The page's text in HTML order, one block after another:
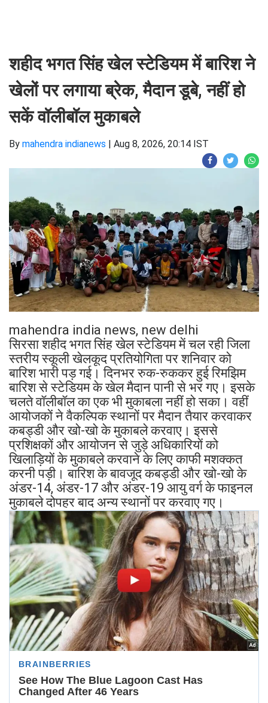
शहीद भगत सिंह खेल स्टेडियम में बारिश ने
खेलों पर लगाया ब्रेक, मैदान डूबे, नहीं हो
सकें वॉलीबॉल मुकाबले
By mahendra indianews | Aug 8, 2026, 20:14 IST
mahendra india news, new delhi
सिरसा शहीद भगत सिंह खेल स्टेडियम में चल रही जिला
स्तरीय स्कूली खेलकूद प्रतियोगिता पर शनिवार को
बारिश भारी पड़ गई। दिनभर रुक-रुककर हुई रिमझिम
बारिश से स्टेडियम के खेल मैदान पानी से भर गए। इसके
चलते वॉलीबॉल का एक भी मुकाबला नहीं हो सका। वहीं
आयोजकों ने वैकल्पिक स्थानों पर मैदान तैयार करवाकर
कबड्डी और खो-खो के मुकाबले करवाए। इससे
प्रशिक्षकों और आयोजन से जुड़े अधिकारियों को
खिलाड़ियों के मुकाबले करवाने के लिए काफी मशक्कत
करनी पड़ी। बारिश के बावजूद कबड्डी और खो-खो के
अंडर-14, अंडर-17 और अंडर-19 आयु वर्ग के फाइनल
मुकाबले दोपहर बाद अन्य स्थानों पर करवाए गए।